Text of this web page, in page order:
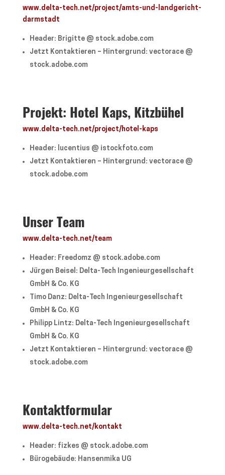
www.delta-tech.net/project/amts-und-landgericht-
darmstadt
Header: Brigitte @ stock.adobe.com
Jetzt Kontaktieren – Hintergrund: vectorace @
stock.adobe.com
Projekt: Hotel Kaps, Kitzbühel
www.delta-tech.net/project/hotel-kaps
Header: lucentius @ istockfoto.com
Jetzt Kontaktieren – Hintergrund: vectorace @
stock.adobe.com
Unser Team
www.delta-tech.net/team
Header: Freedomz @ stock.adobe.com
Jürgen Beisel: Delta-Tech Ingenieurgesellschaft
GmbH & Co. KG
Timo Danz: Delta-Tech Ingenieurgesellschaft
GmbH & Co. KG
Philipp Lintz: Delta-Tech Ingenieurgesellschaft
GmbH & Co. KG
Jetzt Kontaktieren – Hintergrund: vectorace @
stock.adobe.com
Kontaktformular
www.delta-tech.net/kontakt
Header: fizkes @ stock.adobe.com
Bürogebäude: Hansenmika UG